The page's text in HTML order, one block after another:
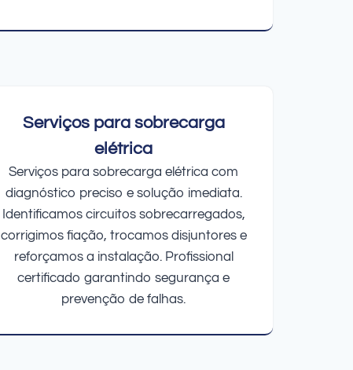
Serviços para sobrecarga
elétrica
Serviços para sobrecarga elétrica com
diagnóstico preciso e solução imediata.
Identificamos circuitos sobrecarregados,
corrigimos fiação, trocamos disjuntores e
reforçamos a instalação. Profissional
certificado garantindo segurança e
prevenção de falhas.